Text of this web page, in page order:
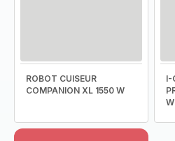
ROBOT CUISEUR
COMPANION XL 1550 W
I-
W